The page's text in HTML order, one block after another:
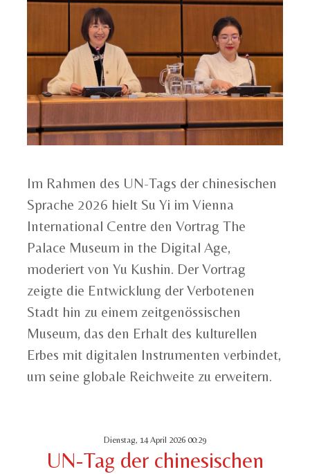
Im Rahmen des UN-Tags der chinesischen
Sprache 2026 hielt Su Yi im Vienna
International Centre den Vortrag The
Palace Museum in the Digital Age,
moderiert von Yu Kushin. Der Vortrag
zeigte die Entwicklung der Verbotenen
Stadt hin zu einem zeitgenössischen
Museum, das den Erhalt des kulturellen
Erbes mit digitalen Instrumenten verbindet,
um seine globale Reichweite zu erweitern.
Dienstag, 14 April 2026 00:29
UN-Tag der chinesischen